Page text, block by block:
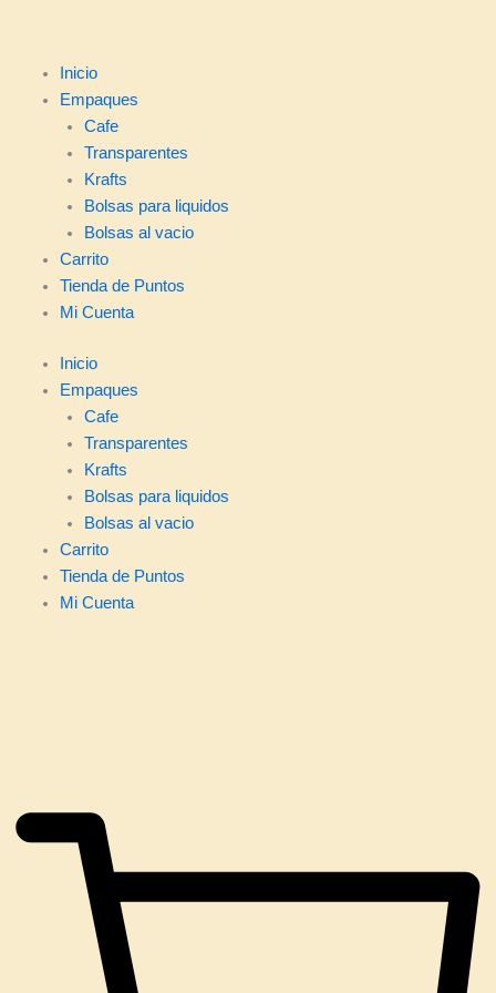
Inicio
Empaques
Cafe
Transparentes
Krafts
Bolsas para liquidos
Bolsas al vacio
Carrito
Tienda de Puntos
Mi Cuenta
Inicio
Empaques
Cafe
Transparentes
Krafts
Bolsas para liquidos
Bolsas al vacio
Carrito
Tienda de Puntos
Mi Cuenta